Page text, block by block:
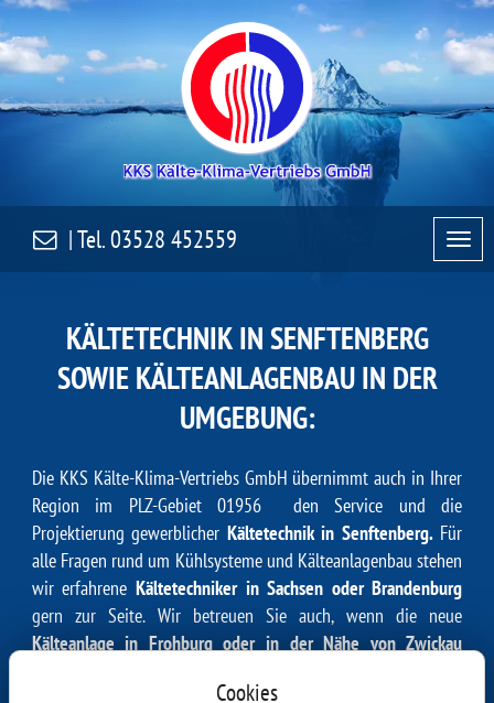
| Tel.03528 452559
KÄLTETECHNIK IN SENFTENBERG
SOWIE KÄLTEANLAGENBAU IN DER
UMGEBUNG:
Die KKS Kälte-Klima-Vertriebs GmbH übernimmt auch in Ihrer
Region im PLZ-Gebiet 01956 den Service und die
Projektierung gewerblicher Kältetechnik in Senftenberg.Für
alle Fragen rund um Kühlsysteme und Kälteanlagenbau stehen
wir erfahrene Kältetechniker in Sachsen oder Brandenburg
gern zur Seite. Wir betreuen Sie auch, wenn die neue
Kälteanlage in Frohburg oder in der Nähe von Zwickau
werden wir beispielsweise auch hier tätig:
Cookies